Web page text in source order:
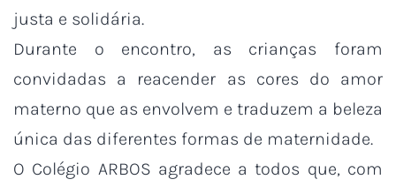
justa e solidária.
Durante o encontro, as crianças foram
convidadas a reacender as cores do amor
materno que as envolvem e traduzem a beleza
única das diferentes formas de maternidade.
O Colégio ARBOS agradece a todos que, com